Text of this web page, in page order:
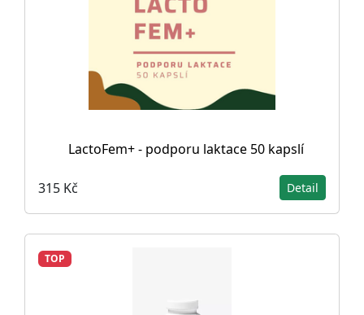
LactoFem+ - podporu laktace 50 kapslí
315 Kč Detail
TOP